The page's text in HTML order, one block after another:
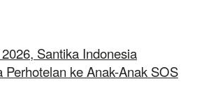
Santika Indonesia
ke Anak-Anak SOS